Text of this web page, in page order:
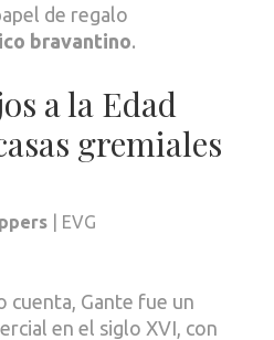
de regalo
bravantino.
a la Edad
gremiales
| EVG
cuenta, Gante fue un
en el siglo XVI, con